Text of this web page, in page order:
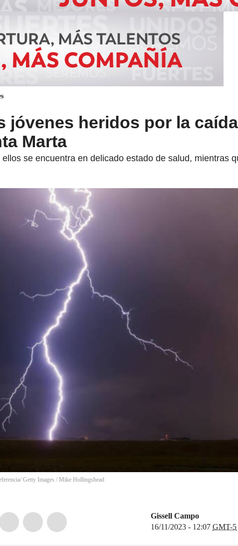
jóvenes heridos por la
Marta
ellos se encuentra en delicado estado de salud, mientras
Getty Images / Mike Hollingshead
Gissell Campo
16/11/2023 - 12:07 GMT-5